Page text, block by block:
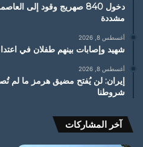
دخول 840 صهريج وقود إلى
مشددة
أغسطس 8, 2026
شهيد وإصابات بينهم طفلان في
أغسطس 8, 2026
إيران: لن يُفتح مضيق هرمز ما لم
شروطنا
آخر المشاركات